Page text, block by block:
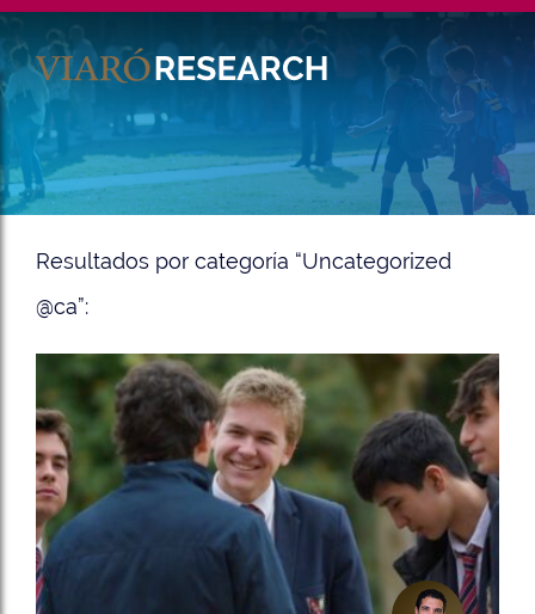
Es En
Resultados por categoría “Uncategorized
@ca”: